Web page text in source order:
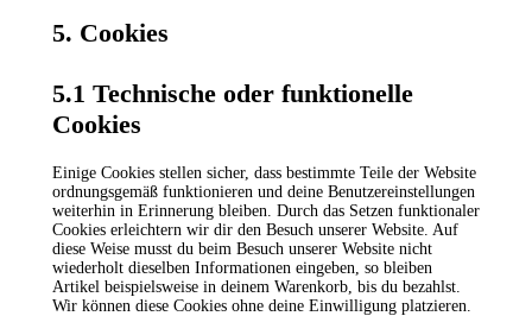
5. Cookies
5.1 Technische oder funktionelle
Cookies
Einige Cookies stellen sicher, dass bestimmte Teile der Website
ordnungsgemäß funktionieren und deine Benutzereinstellungen
weiterhin in Erinnerung bleiben. Durch das Setzen funktionaler
Cookies erleichtern wir dir den Besuch unserer Website. Auf
diese Weise musst du beim Besuch unserer Website nicht
wiederholt dieselben Informationen eingeben, so bleiben
Artikel beispielsweise in deinem Warenkorb, bis du bezahlst.
Wir können diese Cookies ohne deine Einwilligung platzieren.